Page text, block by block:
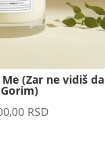
Me (Zar ne vidiš da
Gorim)
RSD